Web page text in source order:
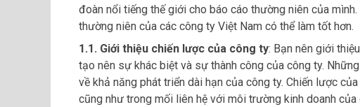
đoàn nổi tiếng thế giới cho báo cáo thường niên của
thường niên của các công ty Việt Nam có thể làm tốt hơn.
1.1. Giới thiệu chiến lược của công ty: Bạn nên giới
tạo nên sự khác biệt và sự thành công của công ty.
về khả năng phát triển dài hạn của công ty. Chiến lược
cũng như trong mối liên hệ với môi trường kinh doanh